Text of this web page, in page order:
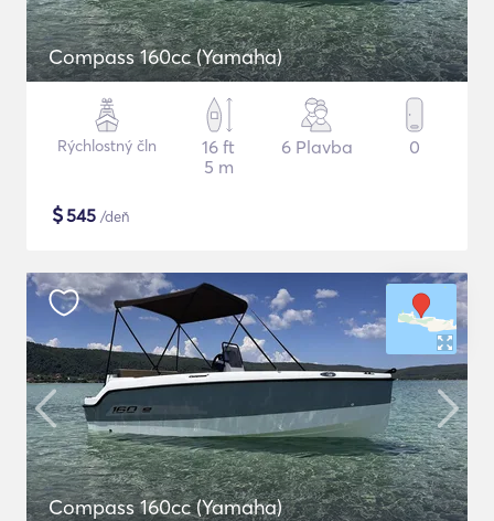
Compass 160cc (Yamaha)
Rýchlostný čln
16 ft
5 m
6 Plavba 0
$545 /deň
Compass 160cc (Yamaha)